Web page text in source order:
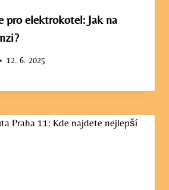
pro elektrokotel: Jak na
12. 6. 2025